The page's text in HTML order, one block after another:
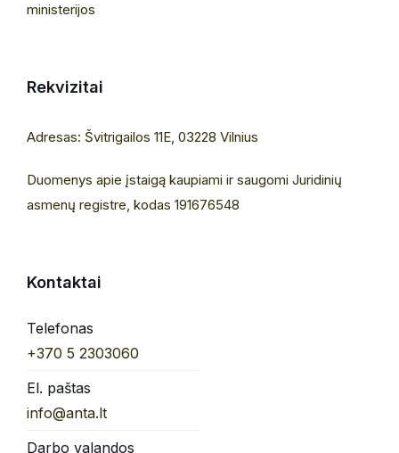
ministerijos
Rekvizitai
Adresas: Švitrigailos 11E, 03228 Vilnius
Duomenys apie įstaigą kaupiami ir saugomi Juridinių
asmenų registre, kodas 191676548
Kontaktai
Telefonas
+370 5 2303060
El. paštas
info@anta.lt
Darbo valandos